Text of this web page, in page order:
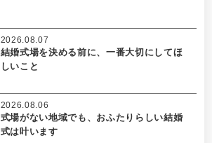
結婚式場を決める前に、一番大切にしてほ
しいこと
2026.08.07
式場がない地域でも、おふたりらしい結婚
式は叶います
2026.08.06